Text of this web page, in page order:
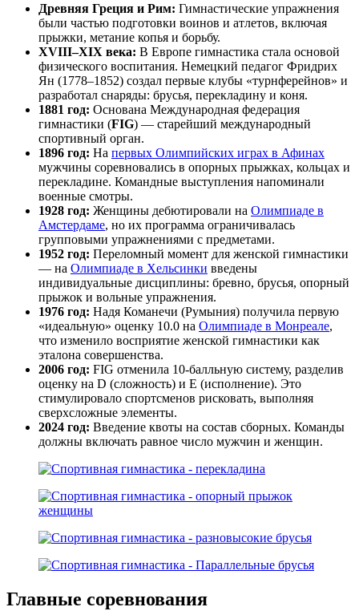
Древняя Греция и Рим: Гимнастические упражнения
были частью подготовки воинов и атлетов, включая
прыжки, метание копья и борьбу.
XVIII–XIX века: В Европе гимнастика стала основой
физического воспитания. Немецкий педагог Фридрих
Ян (1778–1852) создал первые клубы «турнферейнов» и
разработал снаряды: брусья, перекладину и коня.
1881 год: Основана Международная федерация
гимнастики (FIG) — старейший международный
спортивный орган.
1896 год: На первых Олимпийских играх в Афинах
мужчины соревновались в опорных прыжках, кольцах и
перекладине. Командные выступления напоминали
военные смотры.
1928 год: Женщины дебютировали на Олимпиаде в
Амстердаме, но их программа ограничивалась
групповыми упражнениями с предметами.
1952 год: Переломный момент для женской гимнастики
— на Олимпиаде в Хельсинки введены
индивидуальные дисциплины: бревно, брусья, опорный
прыжок и вольные упражнения.
1976 год: Надя Команечи (Румыния) получила первую
«идеальную» оценку 10.0 на Олимпиаде в Монреале,
что изменило восприятие женской гимнастики как
эталона совершенства.
2006 год: FIG отменила 10-балльную систему, разделив
оценку на D (сложность) и E (исполнение). Это
стимулировало спортсменов рисковать, выполняя
сверхсложные элементы.
2024 год: Введение квоты на состав сборных. Команды
должны включать равное число мужчин и женщин.
Главные соревнования